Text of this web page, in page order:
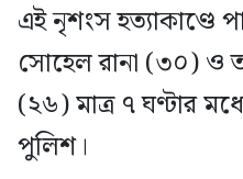
এই নৃশংস হত্যাকাণ্ডে
সোহেল রানা (৩০) ও
(২৬) মাত্র ৭ ঘণ্টার
পুলিশ।